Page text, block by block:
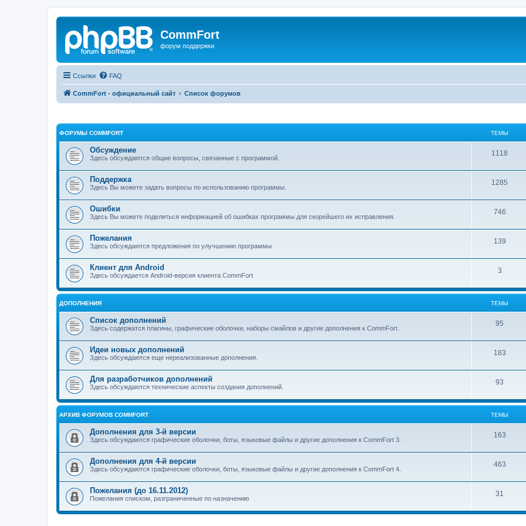
CommFort
форум поддержки
Ссылки FAQ
CommFort - официальный сайт Список форумов
ФОРУМЫ COMMFORT ТЕМЫ
Обсуждение
Здесь обсуждаются общие вопросы, связанные с программой.
1118
Поддержка
Здесь Вы можете задать вопросы по использованию программы.
1285
Ошибки
Здесь Вы можете поделиться информацией об ошибках программы для скорейшего их исправления.
746
Пожелания
Здесь обсуждаются предложения по улучшению программы
139
Клиент для Android
Здесь обсуждается Android-версия клиента CommFort
3
ДОПОЛНЕНИЯ ТЕМЫ
Список дополнений
Здесь содержатся плагины, графические оболочки, наборы смайлов и другие дополнения к CommFort.
95
Идеи новых дополнений
Здесь обсуждаются еще нереализованные дополнения.
183
Для разработчиков дополнений
Здесь обсуждаются технические аспекты создания дополнений.
93
АРХИВ ФОРУМОВ COMMFORT ТЕМЫ
Дополнения для 3-й версии
Здесь обсуждаются графические оболочки, боты, языковые файлы и другие дополнения к CommFort 3.
163
Дополнения для 4-й версии
Здесь обсуждаются графические оболочки, боты, языковые файлы и другие дополнения к CommFort 4.
463
Пожелания (до 16.11.2012)
Пожелания списком, разграниченные по назначению
31